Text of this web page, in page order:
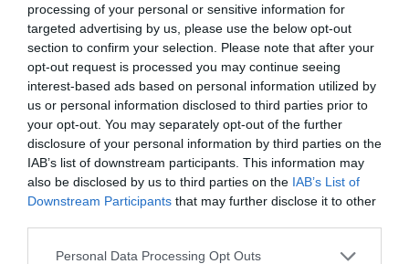
processing of your personal or sensitive information for
targeted advertising by us, please use the below opt-out
section to confirm your selection. Please note that after your
opt-out request is processed you may continue seeing
interest-based ads based on personal information utilized by
us or personal information disclosed to third parties prior to
your opt-out. You may separately opt-out of the further
disclosure of your personal information by third parties on the
IAB’s list of downstream participants. This information may
also be disclosed by us to third parties on the IAB’s List of
Downstream Participants that may further disclose it to other
Please note that this website/app uses one or more Google
Personal Data Processing Opt Outs
Η ανοσία στον κορονοϊό μπορεί να κρατά
χρόνια -Ποιοι θα χρειαστεί να ξανακάνουν
εμβόλιο
27.05.2021 | 11:22